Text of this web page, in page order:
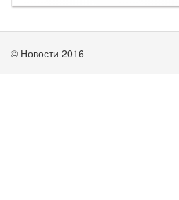
© Новости 2016